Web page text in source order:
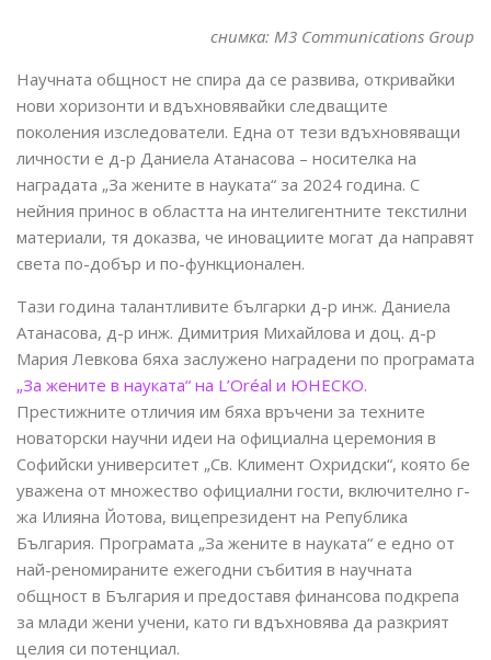
снимка: M3 Communications Group
Научната общност не спира да се развива, откривайки
нови хоризонти и вдъхновявайки следващите
поколения изследователи. Една от тези вдъхновяващи
личности е д-р Даниела Атанасова – носителка на
наградата „За жените в науката“ за 2024 година. С
нейния принос в областта на интелигентните текстилни
материали, тя доказва, че иновациите могат да направят
света по-добър и по-функционален.
Тази година талантливите българки д-р инж. Даниела
Атанасова, д-р инж. Димитрия Михайлова и доц. д-р
Мария Левкова бяха заслужено наградени по програмата
„За жените в науката“ на L’Oréal и ЮНЕСКО.
Престижните отличия им бяха връчени за техните
новаторски научни идеи на официална церемония в
Софийски университет „Св. Климент Охридски“, която бе
уважена от множество официални гости, включително г-
жа Илияна Йотова, вицепрезидент на Република
България. Програмата „За жените в науката“ е едно от
най-реномираните ежегодни събития в научната
общност в България и предоставя финансова подкрепа
за млади жени учени, като ги вдъхновява да разкрият
целия си потенциал.